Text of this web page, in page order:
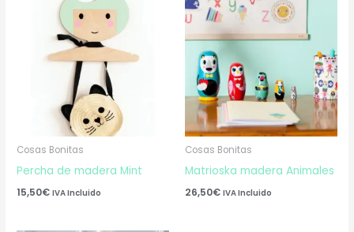
Cosas Bonitas
Percha de madera Mint
15,50€ IVA Incluido
Cosas Bonitas
Matrioska madera Animales
26,50€ IVA Incluido